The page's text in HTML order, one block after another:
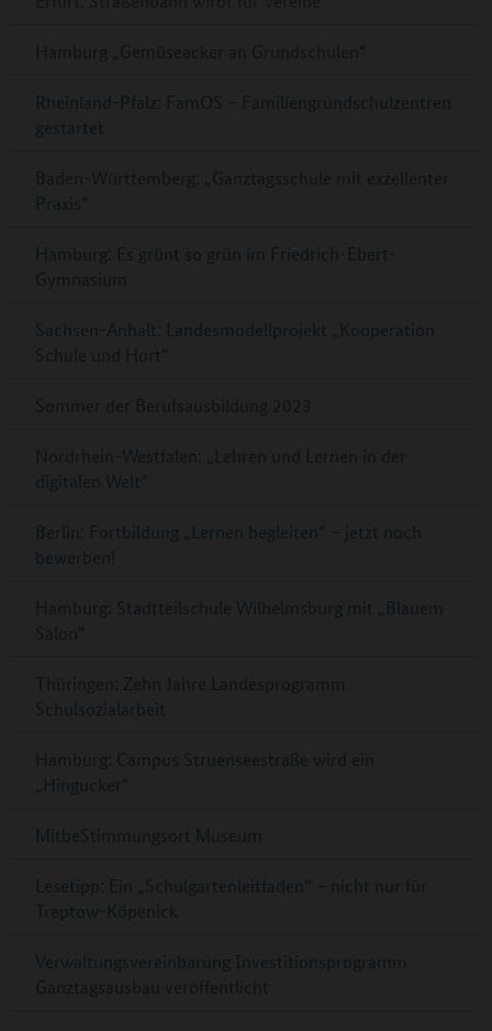
Hamburg „Gemüseacker an Grundschulen“
Rheinland-Pfalz: FamOS – Familiengrundschulzentren
gestartet
Baden-Württemberg: „Ganztagsschule mit exzellenter
Praxis“
Hamburg: Es grünt so grün im Friedrich-Ebert-
Gymnasium
Sachsen-Anhalt: Landesmodellprojekt „Kooperation
Schule und Hort“
Sommer der Berufsausbildung 2023
Nordrhein-Westfalen: „Lehren und Lernen in der
digitalen Welt“
Berlin: Fortbildung „Lernen begleiten“ – jetzt noch
bewerben!
Hamburg: Stadtteilschule Wilhelmsburg mit „Blauem
Salon“
Thüringen: Zehn Jahre Landesprogramm
Schulsozialarbeit
Hamburg: Campus Struenseestraße wird ein
„Hingucker“
MitbeStimmungsort Museum
Lesetipp: Ein „Schulgartenleitfaden“ – nicht nur für
Treptow-Köpenick
Verwaltungsvereinbarung Investitionsprogramm
Ganztagsausbau veröffentlicht